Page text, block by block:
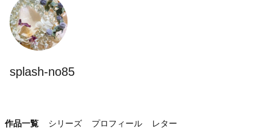
splash-no85
作品一覧 シリーズ プロフィール レター